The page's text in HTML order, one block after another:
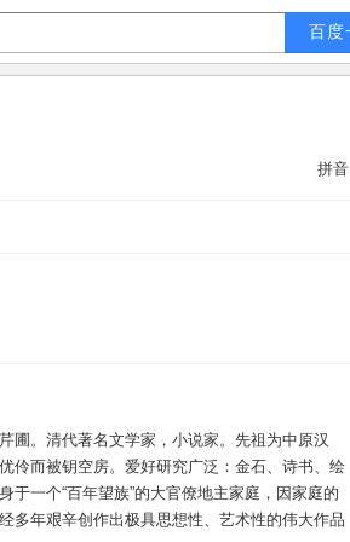
拼音
圃。清代著名文学家，小说家。先祖为中原汉
伶而被钥空房。爱好研究广泛：金石、诗书、绘
一个“百年望族”的大官僚地主家庭，因家庭的
多年艰辛创作出极具思想性、艺术性的伟大作品